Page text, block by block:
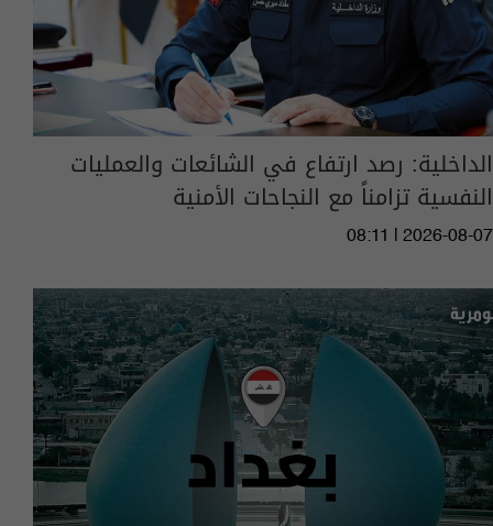
الداخلية: رصد ارتفاع في الشائعات والعمليات
النفسية تزامناً مع النجاحات الأمنية
08:11 | 2026-08-07